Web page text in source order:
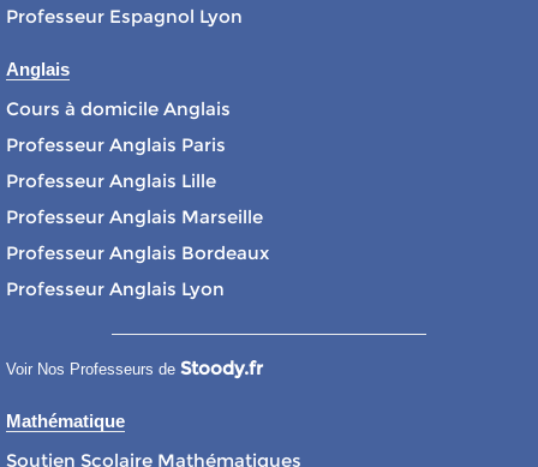
Professeur Espagnol Lyon
Anglais
Cours à domicile Anglais
Professeur Anglais Paris
Professeur Anglais Lille
Professeur Anglais Marseille
Professeur Anglais Bordeaux
Professeur Anglais Lyon
Voir Nos Professeurs de Stoody.fr
Mathématique
Soutien Scolaire Mathématiques